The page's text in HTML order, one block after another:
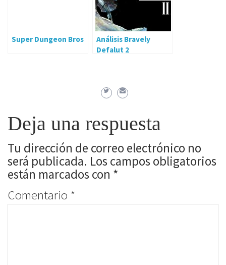
Super Dungeon Bros
Análisis Bravely
Defalut 2
Deja una respuesta
Tu dirección de correo electrónico no
será publicada. Los campos obligatorios
están marcados con *
Comentario *